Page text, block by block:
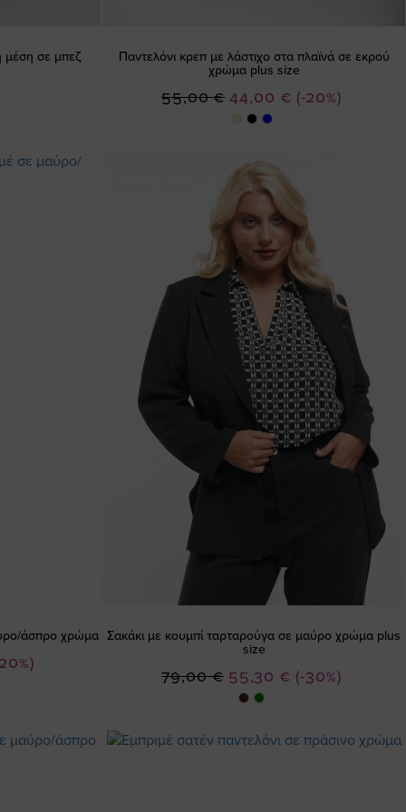
μέση σε μπεζ
Παντελόνι κρεπ με λάστιχο στα πλαϊνά σε εκρού
χρώμα plus size
(-20%)
Ειδική
Τιμή
44,00 €
55,00 €
άσπρο χρώμα Σακάκι με κουμπί ταρταρούγα σε μαύρο χρώμα plus
size
(-30%)
Ειδική
Τιμή
55,30 €
79,00 €